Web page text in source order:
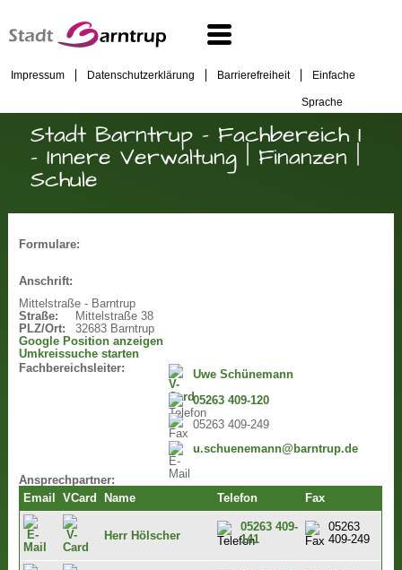
Impressum Datenschutzerklärung Barrierefreiheit Einfache
Sprache
Stadt Barntrup - Fachbereich I
- Innere Verwaltung | Finanzen |
Schule
Formulare:
Anschrift:
Mittelstraße - Barntrup
Straße:
Mittelstraße 38
PLZ/Ort:
32683 Barntrup
Google Position anzeigen
Umkreissuche starten
Fachbereichsleiter:
Uwe Schünemann
05263 409-120
05263 409-249
u.schuenemann@barntrup.de
Ansprechpartner:
Email
VCard Name Telefon Fax
Herr Hölscher
05263 409-
141
05263
409-249